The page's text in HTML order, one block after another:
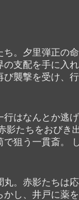
ち。夕里弾正の
の支配を手に入
襲撃を受け、
行はなんとか逃
影たちをおびき
で狙う一貫斎。
丸。赤影たちは
かし、井戸に薬